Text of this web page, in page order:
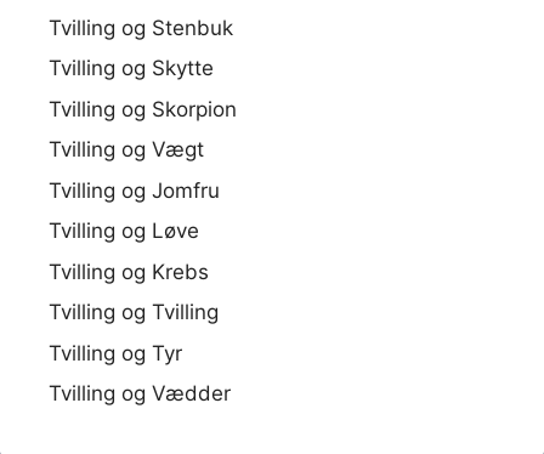
Tvilling og Stenbuk
Tvilling og Skytte
Tvilling og Skorpion
Tvilling og Vægt
Tvilling og Jomfru
Tvilling og Løve
Tvilling og Krebs
Tvilling og Tvilling
Tvilling og Tyr
Tvilling og Vædder